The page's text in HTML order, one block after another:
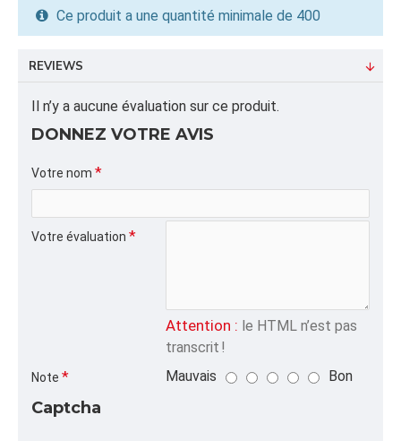
FORMAT DE PALETTE
Quantité par palette: 400.00
Dimension/pallet: 52X52X48
ALPHA
BCARTON,LEGUMES,,
CATÉGORIE
Mousse de Calage
Ce produit a une quantité minimale de 400
REVIEWS
Il n’y a aucune évaluation sur ce produit.
DONNEZ VOTRE AVIS
Votre nom
Votre évaluation
Attention : le HTML n’est pas
transcrit !
Note Mauvais Bon
Captcha